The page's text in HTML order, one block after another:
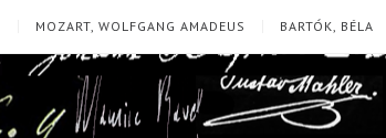
MOZART, WOLFGANG AMADEUS BARTÓK, BÉLA